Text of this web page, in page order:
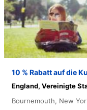
10 % Rabatt auf die
England, Vereinigte
Bournemouth, New